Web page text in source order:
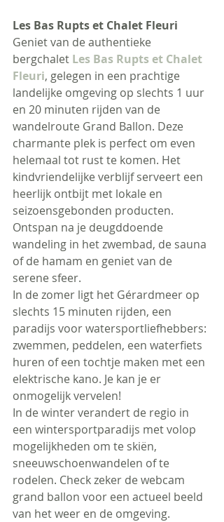
Les Bas Rupts et Chalet Fleuri
Geniet van de authentieke
bergchalet Les Bas Rupts et Chalet
Fleuri, gelegen in een prachtige
landelijke omgeving op slechts 1 uur
en 20 minuten rijden van de
wandelroute Grand Ballon. Deze
charmante plek is perfect om even
helemaal tot rust te komen. Het
kindvriendelijke verblijf serveert een
heerlijk ontbijt met lokale en
seizoensgebonden producten.
Ontspan na je deugddoende
wandeling in het zwembad, de sauna
of de hamam en geniet van de
serene sfeer.
In de zomer ligt het Gérardmeer op
slechts 15 minuten rijden, een
paradijs voor watersportliefhebbers:
zwemmen, peddelen, een waterfiets
huren of een tochtje maken met een
elektrische kano. Je kan je er
onmogelijk vervelen!
In de winter verandert de regio in
een wintersportparadijs met volop
mogelijkheden om te skiën,
sneeuwschoenwandelen of te
rodelen. Check zeker de webcam
grand ballon voor een actueel beeld
van het weer en de omgeving.